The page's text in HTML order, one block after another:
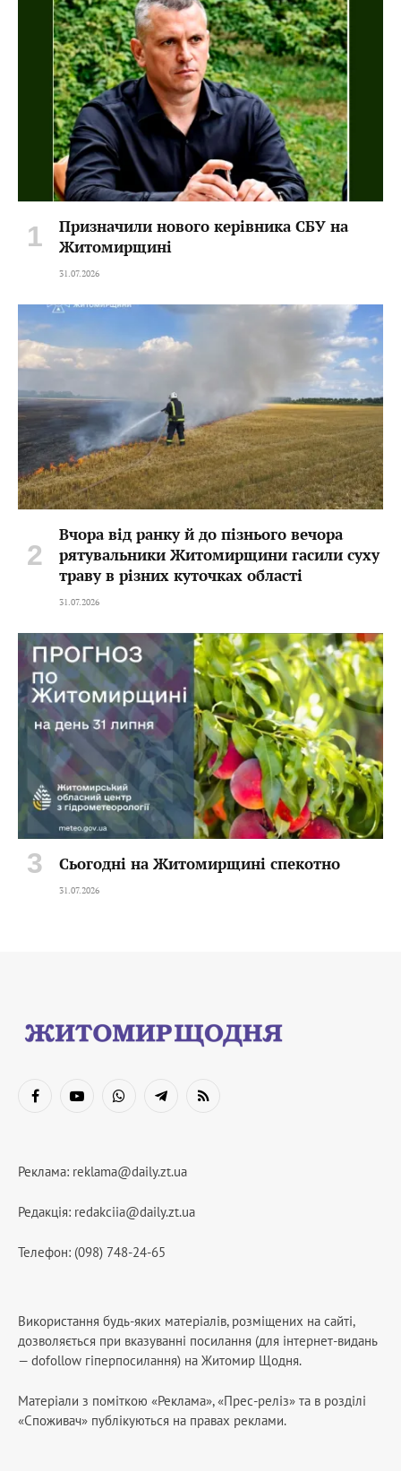
Призначили нового керівника СБУ на
Житомирщині
31.07.2026
Вчора від ранку й до пізнього вечора
рятувальники Житомирщини гасили суху
траву в різних куточках області
31.07.2026
Сьогодні на Житомирщині спекотно
31.07.2026
FacebookYouTubeWhatsAppTelegramRSS
Реклама: reklama@daily.zt.ua
Редакція: redakciia@daily.zt.ua
Телефон: (098) 748-24-65
Використання будь-яких матеріалів, розміщених на сайті,
дозволяється при вказуванні посилання (для інтернет-видань
— dofollow гіперпосилання) на Житомир Щодня.
Матеріали з поміткою «Реклама», «Прес-реліз» та в розділі
«Споживач» публікуються на правах реклами.